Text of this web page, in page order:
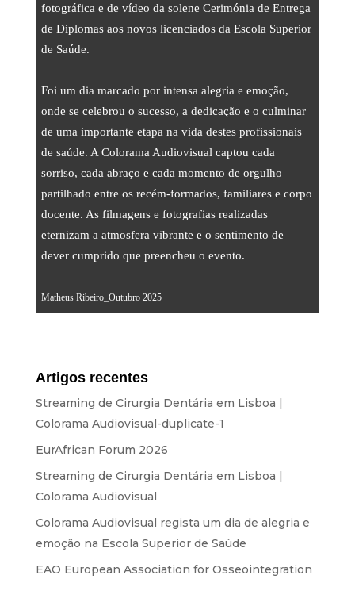
Luz
Websites
Identidade Visual
Filmes & Séries
ALUGUER
Equipamento
NOTÍCIAS
CONTACTOS
IDIOMAS
PT EN ES FR
fotográfica e de vídeo da solene Cerimónia de Entrega
de Diplomas aos novos licenciados da Escola Superior
de Saúde.
Foi um dia marcado por intensa alegria e emoção,
onde se celebrou o sucesso, a dedicação e o culminar
de uma importante etapa na vida destes profissionais
de saúde. A Colorama Audiovisual captou cada
sorriso, cada abraço e cada momento de orgulho
partilhado entre os recém-formados, familiares e corpo
docente. As filmagens e fotografias realizadas
eternizam a atmosfera vibrante e o sentimento de
dever cumprido que preencheu o evento.
Matheus Ribeiro_Outubro 2025
Artigos recentes
Streaming de Cirurgia Dentária em Lisboa |
Colorama Audiovisual-duplicate-1
EurAfrican Forum 2026
Streaming de Cirurgia Dentária em Lisboa |
Colorama Audiovisual
Colorama Audiovisual regista um dia de alegria e
emoção na Escola Superior de Saúde
EAO European Association for Osseointegration